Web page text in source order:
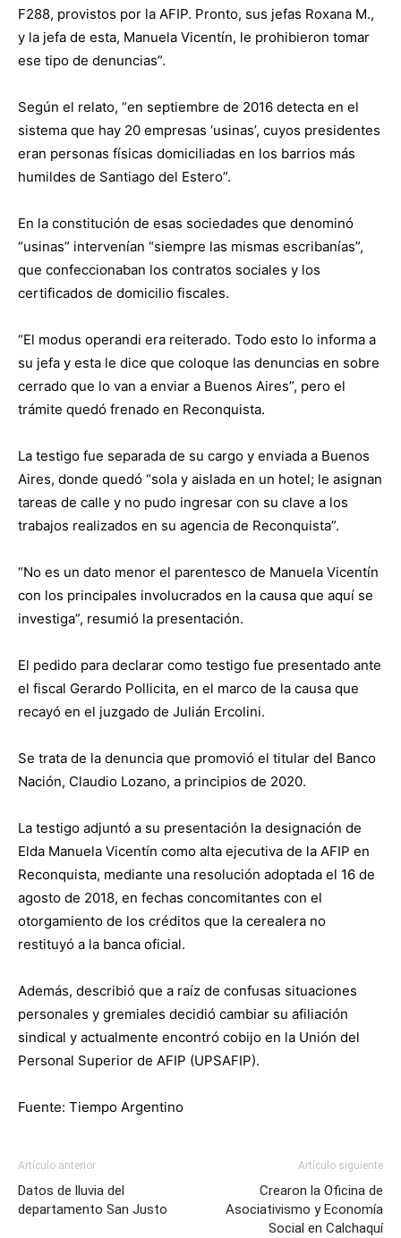
F288, provistos por la AFIP. Pronto, sus jefas Roxana M.,
y la jefa de esta, Manuela Vicentín, le prohibieron tomar
ese tipo de denuncias”.
Según el relato, “en septiembre de 2016 detecta en el
sistema que hay 20 empresas ‘usinas’, cuyos presidentes
eran personas físicas domiciliadas en los barrios más
humildes de Santiago del Estero”.
En la constitución de esas sociedades que denominó
“usinas” intervenían “siempre las mismas escribanías”,
que confeccionaban los contratos sociales y los
certificados de domicilio fiscales.
“El modus operandi era reiterado. Todo esto lo informa a
su jefa y esta le dice que coloque las denuncias en sobre
cerrado que lo van a enviar a Buenos Aires”, pero el
trámite quedó frenado en Reconquista.
La testigo fue separada de su cargo y enviada a Buenos
Aires, donde quedó “sola y aislada en un hotel; le asignan
tareas de calle y no pudo ingresar con su clave a los
trabajos realizados en su agencia de Reconquista”.
“No es un dato menor el parentesco de Manuela Vicentín
con los principales involucrados en la causa que aquí se
investiga”, resumió la presentación.
El pedido para declarar como testigo fue presentado ante
el fiscal Gerardo Pollicita, en el marco de la causa que
recayó en el juzgado de Julián Ercolini.
Se trata de la denuncia que promovió el titular del Banco
Nación, Claudio Lozano, a principios de 2020.
La testigo adjuntó a su presentación la designación de
Elda Manuela Vicentín como alta ejecutiva de la AFIP en
Reconquista, mediante una resolución adoptada el 16 de
agosto de 2018, en fechas concomitantes con el
otorgamiento de los créditos que la cerealera no
restituyó a la banca oficial.
Además, describió que a raíz de confusas situaciones
personales y gremiales decidió cambiar su afiliación
sindical y actualmente encontró cobijo en la Unión del
Personal Superior de AFIP (UPSAFIP).
Fuente: Tiempo Argentino
Artículo anterior
Datos de lluvia del
departamento San Justo
Artículo siguiente
Crearon la Oficina de
Asociativismo y Economía
Social en Calchaquí